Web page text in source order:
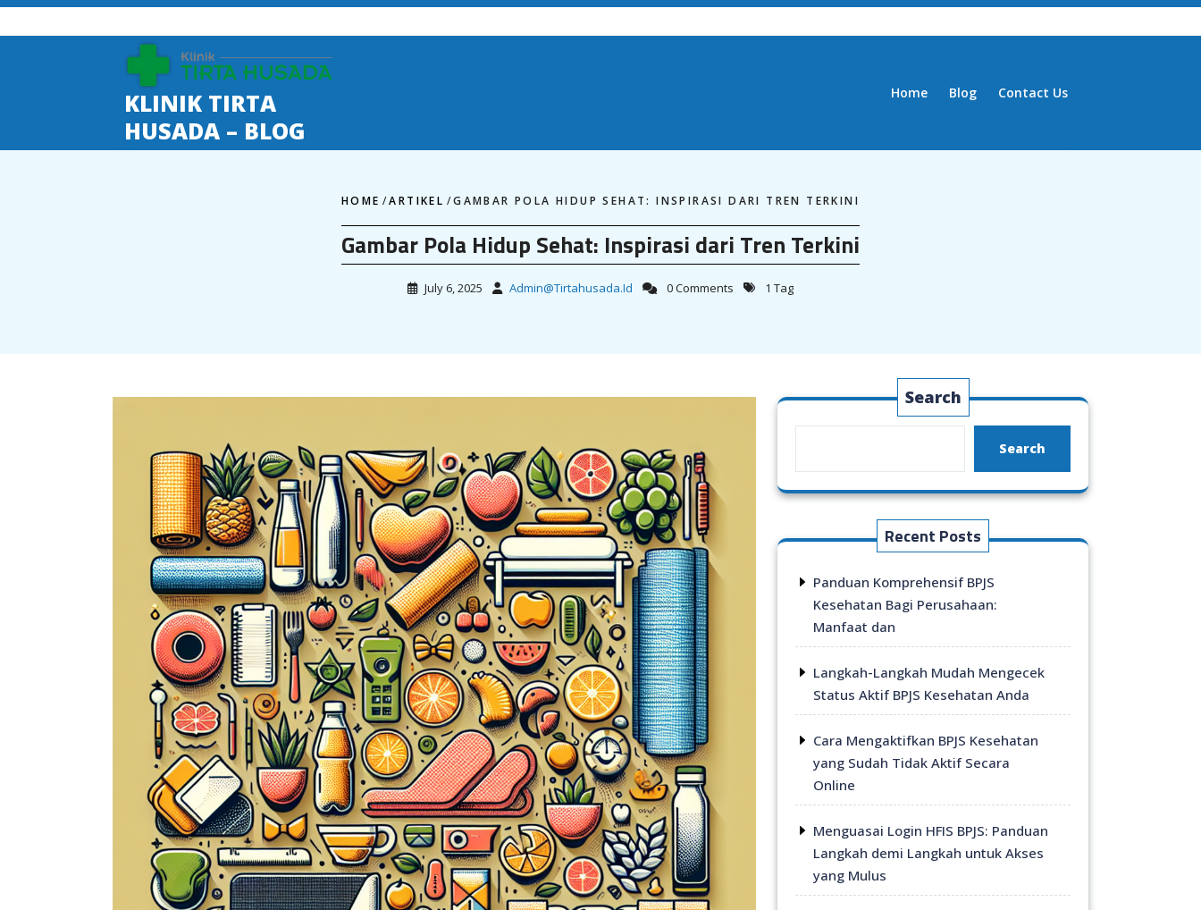
Skip
to
KLINIK TIRTA
HUSADA – BLOG
Home Blog Contact Us
HOME /ARTIKEL /GAMBAR POLA HIDUP SEHAT: INSPIRASI DARI TREN TERKINI
Gambar Pola Hidup Sehat: Inspirasi dari Tren Terkini
July 6, 2025 Admin@tirtahusada.id 0 Comments 1 Tag
Search
Search
Recent Posts
Panduan Komprehensif BPJS
Kesehatan Bagi Perusahaan:
Manfaat dan
Langkah-Langkah Mudah Mengecek
Status Aktif BPJS Kesehatan Anda
Cara Mengaktifkan BPJS Kesehatan
yang Sudah Tidak Aktif Secara
Online
Menguasai Login HFIS BPJS: Panduan
Langkah demi Langkah untuk Akses
yang Mulus